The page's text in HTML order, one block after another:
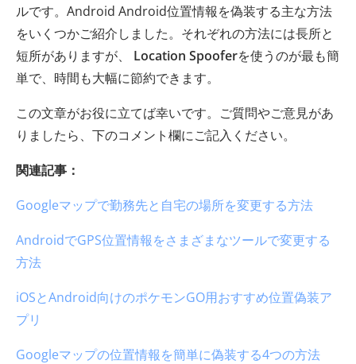
ルです。Android Android位置情報を偽装する主な方法
をいくつかご紹介しました。それぞれの方法には長所と
短所がありますが、 Location Spooferを使うのが最も簡
単で、時間も大幅に節約できます。
この文章がお役に立てば幸いです。ご質問やご意見があ
りましたら、下のコメント欄にご記入ください。
関連記事：
Googleマップで勤務先と自宅の場所を変更する方法
AndroidでGPS位置情報をさまざまなツールで変更する
方法
iOSとAndroid向けのポケモンGO用おすすめ位置偽装ア
プリ
Googleマップの位置情報を簡単に偽装する4つの方法